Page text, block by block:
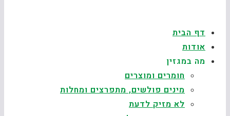
דף הבית
אודות
מה במגזין
חומרים ומוצרים
מינים פולשים, מתפרצים ומחלות
לא מזיק לדעת